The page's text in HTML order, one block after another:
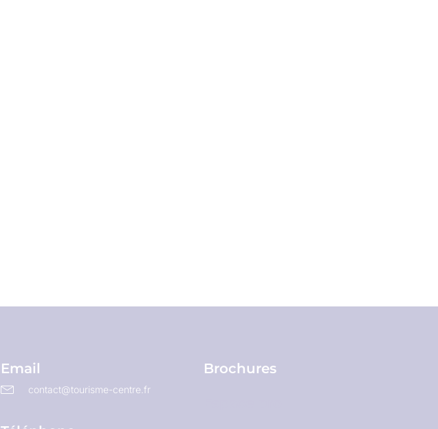
Email
contact@tourisme-centre.fr
Brochures